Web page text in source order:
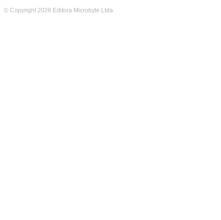
© Copyright 2026 Editora Microbyte Ltda.